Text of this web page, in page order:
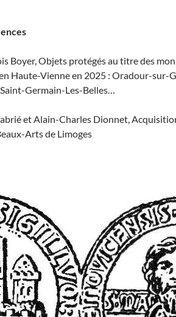
Boyer, Objets protégés au titre des
Haute-Vienne en 2025 : Oradour-sur-
Germain-Les-Belles…
et Alain-Charles Dionnet,
Arts de Limoges